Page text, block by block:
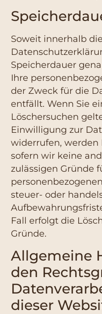
Soweit innerhalb
Speicherdauer
Ihre
der Zweck für die
entfällt. Wenn Sie
Löschersuchen
Einwilligung zur
widerrufen, werden
sofern wir keine
zulässigen Gründe
steuer- oder
Fall erfolgt die
Gründe.
Allgemeine
den
dieser